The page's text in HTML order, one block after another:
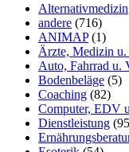
Alternativmedizin
andere (716)
ANIMAP(1)
Ärzte, Medizin u.
Auto, Fahrrad u.
Bodenbeläge (5)
Coaching (82)
Computer, EDV
Dienstleistung